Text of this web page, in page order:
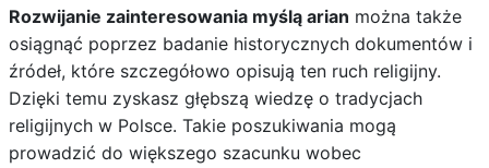
Rozwijanie zainteresowania myślą arian można także
osiągnąć poprzez badanie historycznych dokumentów i
źródeł, które szczegółowo opisują ten ruch religijny.
Dzięki temu zyskasz głębszą wiedzę o tradycjach
religijnych w Polsce. Takie poszukiwania mogą
prowadzić do większego szacunku wobec